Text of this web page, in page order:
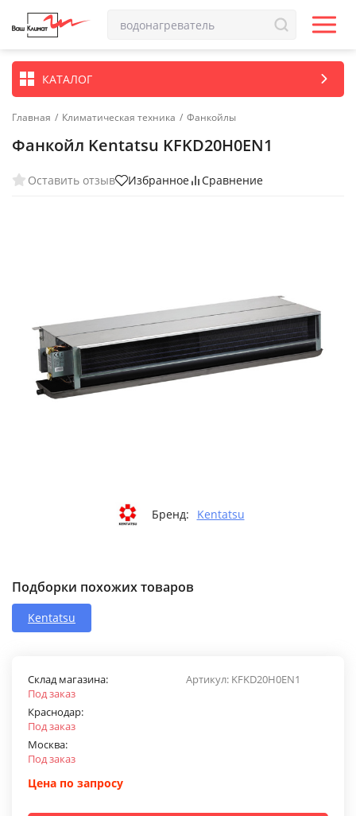
КАТАЛОГ
Главная / Климатическая техника / Фанкойлы
Фанкойл Kentatsu KFKD20H0EN1
Оставить отзыв Избранное Сравнение
Бренд: Kentatsu
Подборки похожих товаров
Kentatsu
Артикул: KFKD20H0EN1
Склад магазина:
Под заказ
Краснодар:
Под заказ
Москва:
Под заказ
Цена по запросу